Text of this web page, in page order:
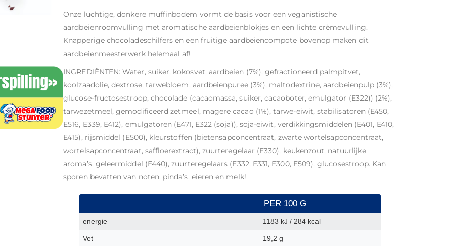
Onze luchtige, donkere muffinbodem vormt de basis voor een veganistische
aardbeienroomvulling met aromatische aardbeienblokjes en een lichte crèmevulling.
Knapperige chocoladeschilfers en een fruitige aardbeiencompote bovenop maken dit
aardbeienmeesterwerk helemaal af!
INGREDIËNTEN: Water, suiker, kokosvet, aardbeien (7%), gefractioneerd palmpitvet,
koolzaadolie, dextrose, tarwebloem, aardbeienpuree (3%), maltodextrine, aardbeienpulp (3%),
glucose-fructosestroop, chocolade (cacaomassa, suiker, cacaoboter, emulgator (E322)) (2%),
tarwezetmeel, gemodificeerd zetmeel, magere cacao (1%), tarwe-eiwit, stabilisatoren (E450,
E516, E339, E412), emulgatoren (E471, E322 (soja)), soja-eiwit, verdikkingsmiddelen (E401, E410,
E415), rijsmiddel (E500), kleurstoffen (bietensapconcentraat, zwarte wortelsapconcentraat,
wortelsapconcentraat, saffloerextract), zuurteregelaar (E330), keukenzout, natuurlijke
aroma’s, geleermiddel (E440), zuurteregelaars (E332, E331, E300, E509), glucosestroop. Kan
sporen bevatten van noten, pinda’s, eieren en melk!
PER 100 G
energie 1183 kJ / 284 kcal
Vet 19,2 g